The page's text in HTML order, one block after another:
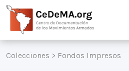
Colecciones > Fondos Impresos